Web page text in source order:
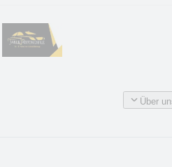
Über